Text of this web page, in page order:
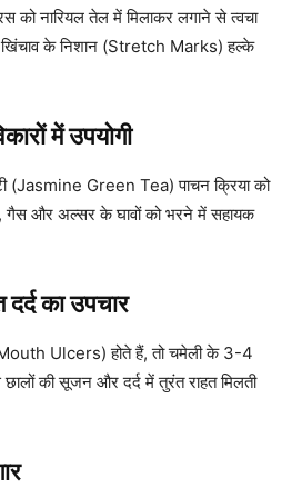
को नारियल तेल में मिलाकर लगाने से त्वचा
खिंचाव के निशान (Stretch Marks) हल्के
में उपयोगी
(Jasmine Green Tea) पाचन क्रिया को
और अल्सर के घावों को भरने में सहायक
का उपचार
Ulcers) होते हैं, तो चमेली के 3-4
की सूजन और दर्द में तुरंत राहत मिलती